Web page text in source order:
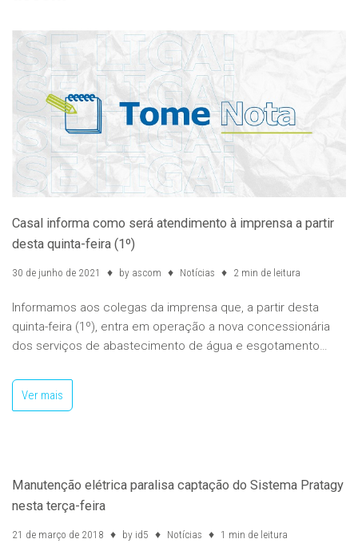
Casal informa como será atendimento à imprensa a partir
desta quinta-feira (1º)
30 de junho de 2021 by ascom Notícias 2 min de leitura
Informamos aos colegas da imprensa que, a partir desta
quinta-feira (1º), entra em operação a nova concessionária
dos serviços de abastecimento de água e esgotamento…
Ver mais
Manutenção elétrica paralisa captação do Sistema Pratagy
nesta terça-feira
21 de março de 2018 by id5 Notícias 1 min de leitura